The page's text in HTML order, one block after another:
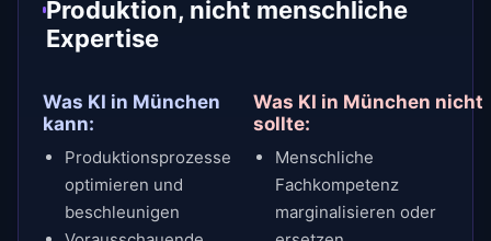
Produktion, nicht menschliche
Expertise
Was KI in München
kann:
Produktionsprozesse
optimieren und
beschleunigen
Was KI in München nicht
sollte:
Menschliche
Fachkompetenz
marginalisieren oder